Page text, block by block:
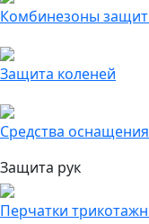
Комбинезоны
Защита коленей
Средства
Защита рук
Перчатки